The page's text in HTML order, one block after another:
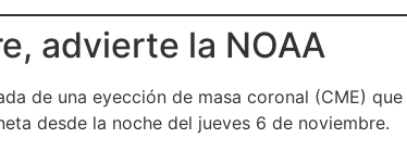
advierte la NOAA
de una eyección de masa coronal (CME) que
desde la noche del jueves 6 de noviembre.